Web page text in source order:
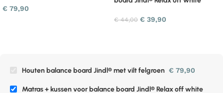
€ 79,90
€44,00 € 39,90
Houten balance board Jindl® met vilt felgroen € 79,90
Matras + kussen voor balance board Jindl® Relax off white